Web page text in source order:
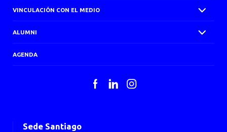
VINCULACIÓN CON EL MEDIO
ALUMNI
AGENDA
FacebookLinkedInInstagram
Sede Santiago